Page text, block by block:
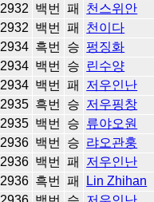
2932 백번 패 천스위안
2932 백번 패 천이다
2934 흑번 승 펑징화
2934 백번 승 린수양
2934 백번 패 저우인난
2935 흑번 승 저우핑창
2935 백번 승 류야오원
2936 백번 승 랴오관훙
2936 백번 패 저우인난
2936 흑번 패 Lin Zhihan